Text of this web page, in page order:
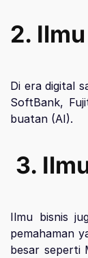
2.
Di era digital
SoftBank,
buatan (AI).
3.
Ilmu bisnis
pemahaman
besar seperti